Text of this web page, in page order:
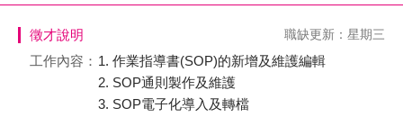
徵才說明 職缺更新：星期三
工作內容： 1. 作業指導書(SOP)的新增及維護編輯
2. SOP通則製作及維護
3. SOP電子化導入及轉檔